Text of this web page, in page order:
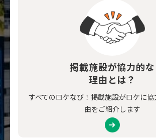
掲載施設が協力的な
理由とは？
すべてのロケなび！掲載施設がロケに
由をご紹介します